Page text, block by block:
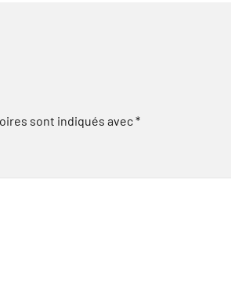
sont indiqués avec*